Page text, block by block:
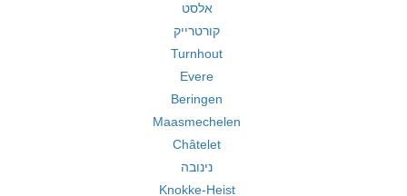
אלסט
קורטרייק
Turnhout
Evere
Beringen
Maasmechelen
Châtelet
נינובה
Knokke-Heist